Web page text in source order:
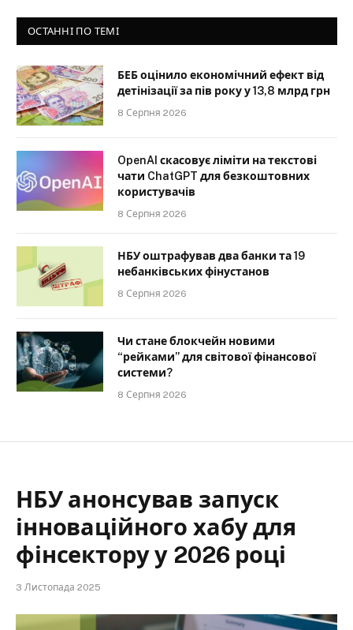
ОСТАННІ ПО ТЕМІ
БЕБ оцінило економічний ефект від
детінізації за пів року у 13,8 млрд грн
8 Серпня 2026
OpenAI скасовує ліміти на текстові
чати ChatGPT для безкоштовних
користувачів
8 Серпня 2026
НБУ оштрафував два банки та 19
небанківських фінустанов
8 Серпня 2026
Чи стане блокчейн новими
“рейками” для світової фінансової
системи?
8 Серпня 2026
НБУ анонсував запуск
інноваційного хабу для
фінсектору у 2026 році
3 Листопада 2025